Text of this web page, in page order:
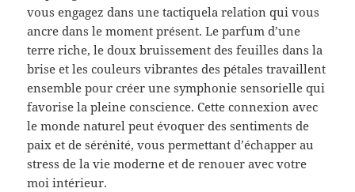
vous engagez dans une tactiquela relation qui vous
ancre dans le moment présent. Le parfum d’une
terre riche, le doux bruissement des feuilles dans la
brise et les couleurs vibrantes des pétales travaillent
ensemble pour créer une symphonie sensorielle qui
favorise la pleine conscience. Cette connexion avec
le monde naturel peut évoquer des sentiments de
paix et de sérénité, vous permettant d’échapper au
stress de la vie moderne et de renouer avec votre
moi intérieur.